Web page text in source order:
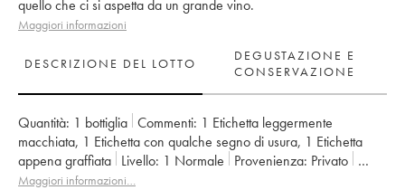
quello che ci si aspetta da un grande vino.
Maggiori informazioni
DESCRIZIONE DEL LOTTO
DEGUSTAZIONE E
CONSERVAZIONE
Quantità: 1 bottiglia Commenti: 1 Etichetta leggermente
macchiata, 1 Etichetta con qualche segno di usura, 1 Etichetta
appena graffiata Livello: 1 Normale Provenienza:
privato
IVA detraibile:
no
Maggiori informazioni…